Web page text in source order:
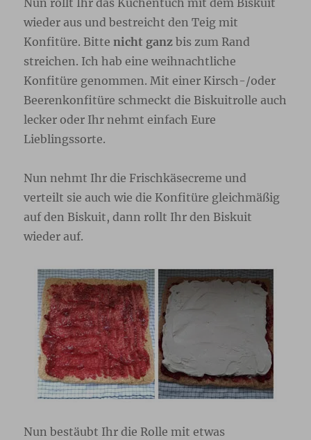
Nun rollt Ihr das Küchentuch mit dem Biskuit
wieder aus und bestreicht den Teig mit
Konfitüre. Bittenicht ganz bis zum Rand
streichen. Ich hab eine weihnachtliche
Konfitüre genommen. Mit einer Kirsch-/oder
Beerenkonfitüre schmeckt die Biskuitrolle auch
lecker oder Ihr nehmt einfach Eure
Lieblingssorte.
Nun nehmt Ihr die Frischkäsecreme und
verteilt sie auch wie die Konfitüre gleichmäßig
auf den Biskuit, dann rollt Ihr den Biskuit
wieder auf.
Nun bestäubt Ihr die Rolle mit etwas